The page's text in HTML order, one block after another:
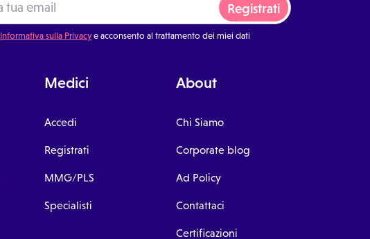
Registrati
Informativa sulla Privacye acconsento al trattamento dei miei dati
Medici
Accedi
Registrati
MMG/PLS
Specialisti
About
Chi Siamo
Corporate blog
Ad Policy
Contattaci
Certificazioni